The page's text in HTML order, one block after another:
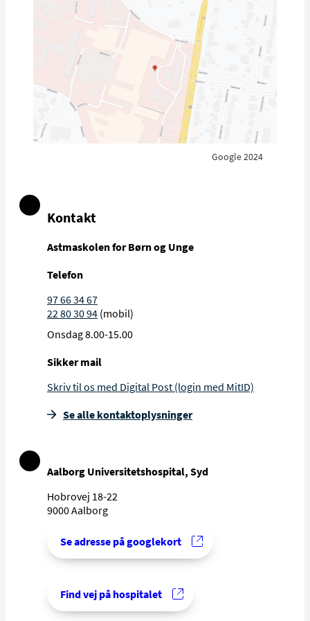
forhold til fysisk aktivitet.
være sammen med andre børn og
unge i mindre grupper tilpasset deres
alder.
få udleveret undervisningsmateriale.
Astmaskolen sender herefter en invitation
til undervisning til den unge eller
forældrene via Digital Post.
Helle Hastrup
Google 2024
Kontakt
Astmaskolen for Børn og Unge
Telefon
97 66 34 67
22 80 30 94 (mobil)
Onsdag 8.00-15.00
Sikker mail
Skriv til os med Digital Post (login med MitID)
Se alle kontakt­oplysninger
Aalborg Universitetshospital, Syd
Hobrovej 18-22
9000 Aalborg
Se adresse på googlekort
Find vej på hospitalet